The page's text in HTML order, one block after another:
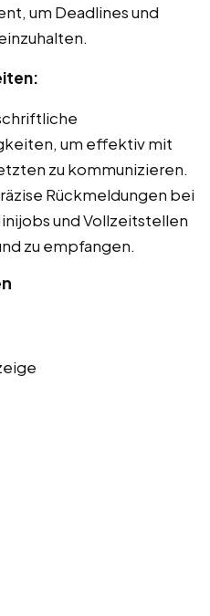
um Deadlines und
um effektiv mit
zu kommunizieren.
Rückmeldungen bei
und Vollzeitstellen
zu empfangen.